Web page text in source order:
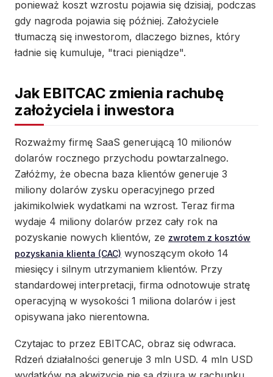
ponieważ koszt wzrostu pojawia się dzisiaj, podczas
gdy nagroda pojawia się później. Założyciele
tłumaczą się inwestorom, dlaczego biznes, który
ładnie się kumuluje, "traci pieniądze".
Jak EBITCAC zmienia rachubę
założyciela i inwestora
Rozważmy firmę SaaS generującą 10 milionów
dolarów rocznego przychodu powtarzalnego.
Załóżmy, że obecna baza klientów generuje 3
miliony dolarów zysku operacyjnego przed
jakimikolwiek wydatkami na wzrost. Teraz firma
wydaje 4 miliony dolarów przez cały rok na
pozyskanie nowych klientów, ze zwrotem z kosztów
pozyskania klienta (CAC) wynoszącym około 14
miesięcy i silnym utrzymaniem klientów. Przy
standardowej interpretacji, firma odnotowuje stratę
operacyjną w wysokości 1 miliona dolarów i jest
opisywana jako nierentowna.
Czytajac to przez EBITCAC, obraz się odwraca.
Rdzeń działalności generuje 3 mln USD. 4 mln USD